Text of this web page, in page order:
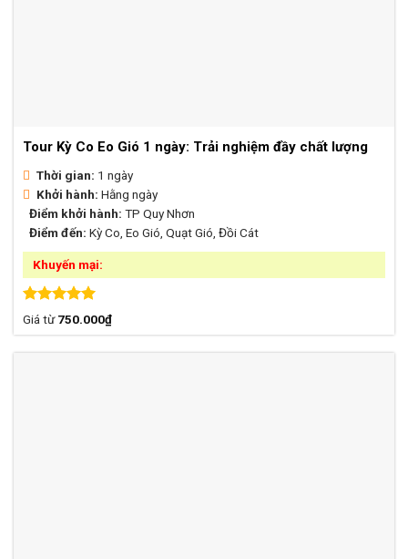
Tour Kỳ Co Eo Gió 1 ngày: Trải nghiệm đầy chất lượng
Thời gian: 1 ngày
Khởi hành: Hằng ngày
Điểm khởi hành: TP Quy Nhơn
Điểm đến: Kỳ Co, Eo Gió, Quạt Gió, Đồi Cát
Khuyến mại:
Được xếp
Giá từ750.000₫